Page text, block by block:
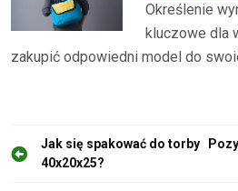
Określenie
kluczowe dla
zakupić odpowiedni model do
N
Jak się spakować do torby
40x20x25?